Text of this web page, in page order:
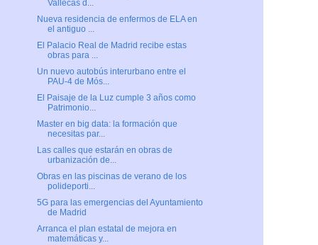
Vallecas d...
Nueva residencia de enfermos de ELA en
el antiguo ...
El Palacio Real de Madrid recibe estas
obras para ...
Un nuevo autobús interurbano entre el
PAU-4 de Mós...
El Paisaje de la Luz cumple 3 años como
Patrimonio...
Master en big data: la formación que
necesitas par...
Las calles que estarán en obras de
urbanización de...
Obras en las piscinas de verano de los
polideporti...
5G para las emergencias del Ayuntamiento
de Madrid
Arranca el plan estatal de mejora en
matemáticas y...